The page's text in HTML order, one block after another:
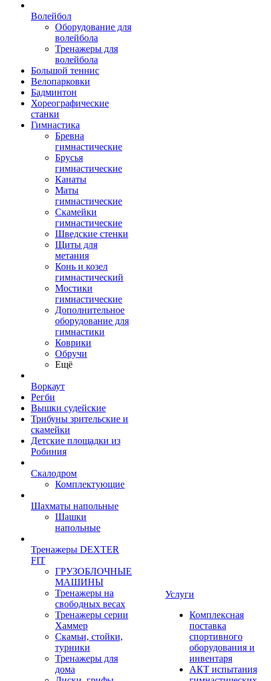
Волейбол
Оборудование для
волейбола
Тренажеры для
волейбола
Большой теннис
Велопарковки
Бадминтон
Хореографические
станки
Гимнастика
Бревна
гимнастические
Брусья
гимнастические
Канаты
Маты
гимнастические
Скамейки
гимнастические
Шведские стенки
Щиты для
метания
Конь и козел
гимнастический
Мостики
гимнастические
Дополнительное
оборудование для
гимнастики
Коврики
Обручи
Ещё
Воркаут
Регби
Вышки судейские
Трибуны зрительские и
скамейки
Детские площадки из
Робиния
Скалодром
Комплектующие
Шахматы напольные
Шашки
напольные
Тренажеры DEXTER
FIT
ГРУЗОБЛОЧНЫЕ
МАШИНЫ
Тренажеры на
свободных весах
Тренажеры серии
Хаммер
Скамьи, стойки,
турники
Тренажеры для
дома
Услуги
Комплексная
поставка
спортивного
оборудования и
инвентаря
АКТ испытания